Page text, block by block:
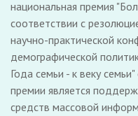
национальная премия
соответствии с
научно-практической
демографической
Года семьи - к веку
премии является
средств массовой